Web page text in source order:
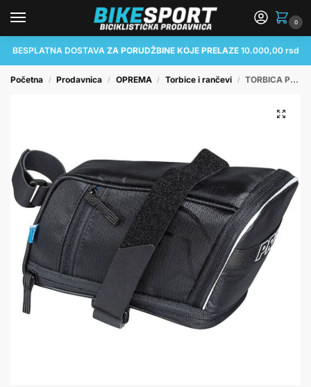
0
BESPLATNA DOSTAVA ZA PORUDŽBINE KOJE PRELAZE 10.000,00 rsd
Početna / Prodavnica / OPREMA / Torbice i rančevi / TORBICA PRO MAXI PLUS, STRAP SYSTEM, BLACK (16)